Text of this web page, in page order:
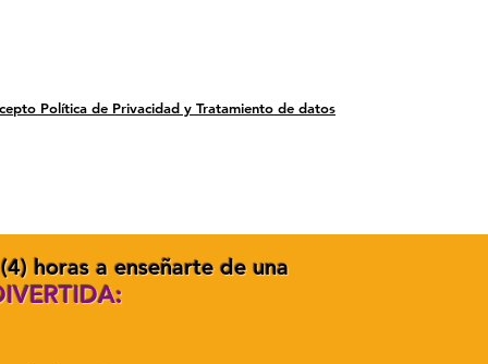
Política de Privacidad y Tratamiento de datos
horas a enseñarte de una